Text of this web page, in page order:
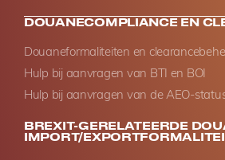
DOUANECOMPLIANCE EN
Douaneformaliteiten en
Hulp bij aanvragen van BTI en BOI
Hulp bij aanvragen van de AEO-
BREXIT-GERELATEERDE
IMPORT/